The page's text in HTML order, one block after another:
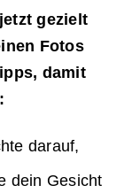
gezielt
Fotos
damit
darauf,
dein Gesicht